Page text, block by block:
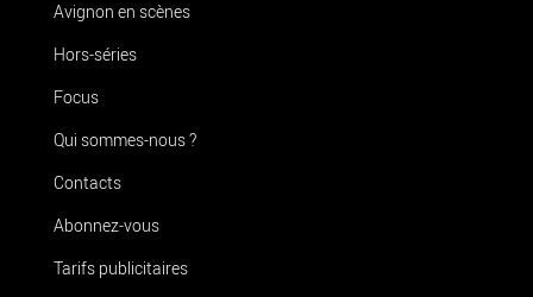
Avignon en scènes
Hors-séries
Focus
Qui sommes-nous ?
Contacts
Abonnez-vous
Tarifs publicitaires